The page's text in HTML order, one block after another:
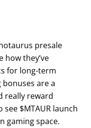
presale
how they’ve
for long-term
are a
really reward
$MTAUR launch
gaming space.